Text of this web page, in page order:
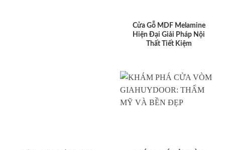
Cửa Gỗ MDF Melamine
Hiện Đại Giải Pháp Nội
Thất Tiết Kiệm